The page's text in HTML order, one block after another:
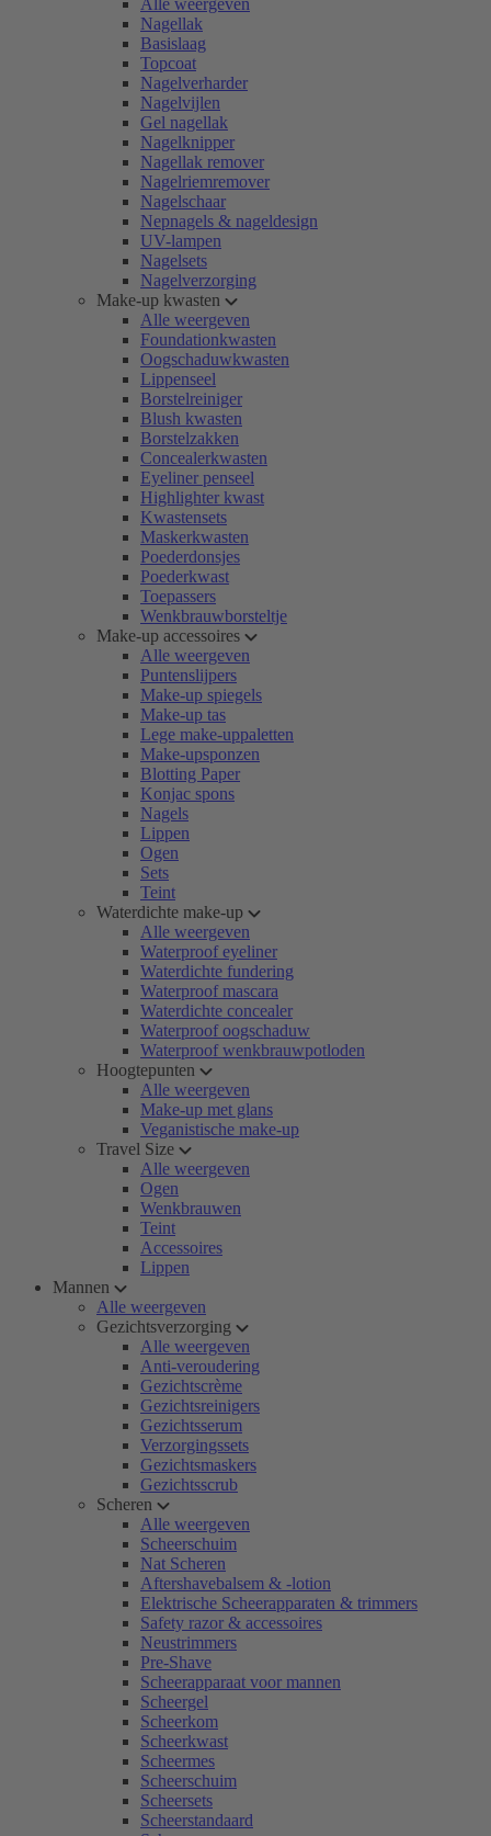
Alle weergeven
Nagellak
Basislaag
Topcoat
Nagelverharder
Nagelvijlen
Gel nagellak
Nagelknipper
Nagellak remover
Nagelriemremover
Nagelschaar
Nepnagels & nageldesign
UV-lampen
Nagelsets
Nagelverzorging
Make-up kwasten
Alle weergeven
Foundationkwasten
Oogschaduwkwasten
Lippenseel
Borstelreiniger
Blush kwasten
Borstelzakken
Concealerkwasten
Eyeliner penseel
Highlighter kwast
Kwastensets
Maskerkwasten
Poederdonsjes
Poederkwast
Toepassers
Wenkbrauwborsteltje
Make-up accessoires
Alle weergeven
Puntenslijpers
Make-up spiegels
Make-up tas
Lege make-uppaletten
Make-upsponzen
Blotting Paper
Konjac spons
Nagels
Lippen
Ogen
Sets
Teint
Waterdichte make-up
Alle weergeven
Waterproof eyeliner
Waterdichte fundering
Waterproof mascara
Waterdichte concealer
Waterproof oogschaduw
Waterproof wenkbrauwpotloden
Hoogtepunten
Alle weergeven
Make-up met glans
Veganistische make-up
Travel Size
Alle weergeven
Ogen
Wenkbrauwen
Teint
Accessoires
Lippen
Mannen
Alle weergeven
Gezichtsverzorging
Alle weergeven
Anti-veroudering
Gezichtscrème
Gezichtsreinigers
Gezichtsserum
Verzorgingssets
Gezichtsmaskers
Gezichtsscrub
Scheren
Alle weergeven
Scheerschuim
Nat Scheren
Aftershavebalsem & -lotion
Elektrische Scheerapparaten & trimmers
Safety razor & accessoires
Neustrimmers
Pre-Shave
Scheerapparaat voor mannen
Scheergel
Scheerkom
Scheerkwast
Scheermes
Scheerschuim
Scheersets
Scheerstandaard